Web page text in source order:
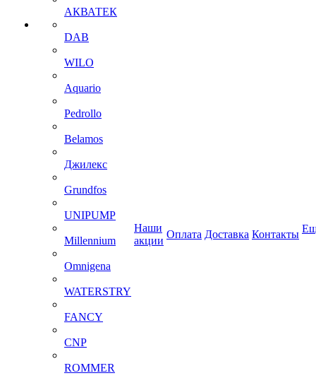
АКВАТЕК
DAB
WILO
Aquario
Pedrollo
Belamos
Джилекс
Grundfos
UNIPUMP
Millennium
Omnigena
WATERSTRY
FANCY
CNP
ROMMER
Наши
акции
Оплата Доставка Контакты